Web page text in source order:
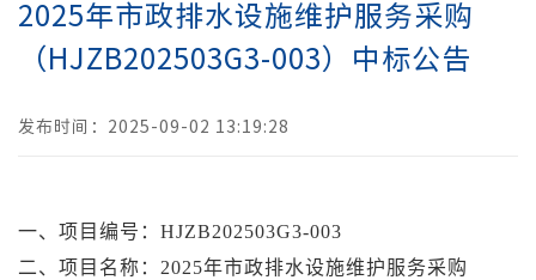
2025年市政排水设施维护服务采购
（HJZB202503G3-003）中标公告
发布时间：2025-09-02 13:19:28
一、项目编号： HJZB202503G3-003
二、项目名称： 2025年市政排水设施维护服务采购